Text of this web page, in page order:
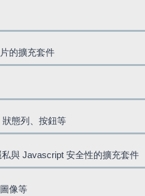
的擴充套件
狀態列、按鈕等
與 Javascript 安全性的擴充套件
像等